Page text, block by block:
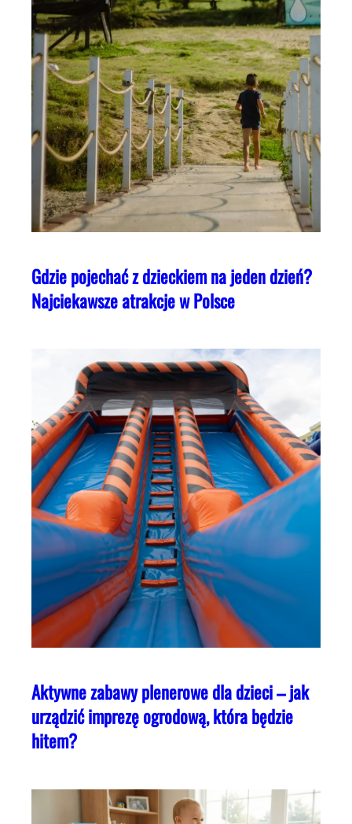
Gdzie pojechać z dzieckiem na jeden dzień?
Najciekawsze atrakcje w Polsce
Aktywne zabawy plenerowe dla dzieci – jak
urządzić imprezę ogrodową, która będzie
hitem?